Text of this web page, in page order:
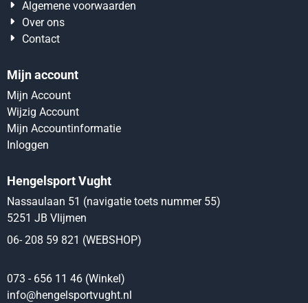
Algemene voorwaarden
Over ons
Contact
Mijn account
Mijn Account
Wijzig Account
Mijn Accountinformatie
Inloggen
Hengelsport Vught
Nassaulaan 51 (navigatie toets nummer 55)
5251 JB Vlijmen
06- 208 59 821 (WEBSHOP)
073 - 656 11 46 (Winkel)
info@hengelsportvught.nl